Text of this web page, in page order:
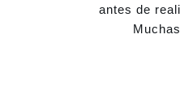
antes de